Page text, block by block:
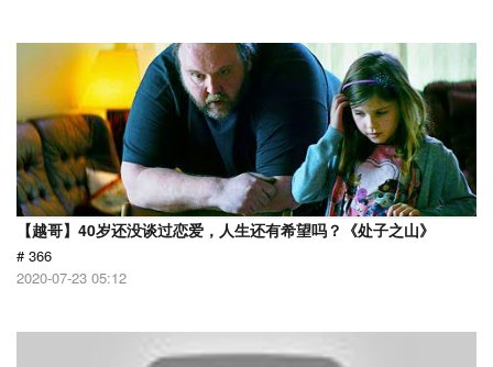
【越哥】40岁还没谈过恋爱，人生还有希望吗？《处子之山》
# 366
2020-07-23 05:12